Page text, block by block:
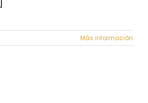
Más información